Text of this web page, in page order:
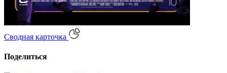
Сводная карточка
Поделиться